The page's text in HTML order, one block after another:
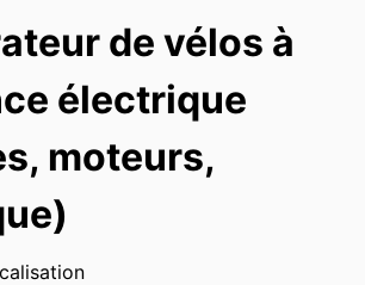
de vélos à
électrique
moteurs,